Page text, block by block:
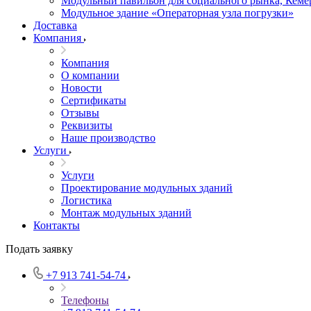
Модульное здание «Операторная узла погрузки»
Доставка
Компания
Компания
О компании
Новости
Сертификаты
Отзывы
Реквизиты
Наше производство
Услуги
Услуги
Проектирование модульных зданий
Логистика
Монтаж модульных зданий
Контакты
Подать заявку
+7 913 741-54-74
Телефоны